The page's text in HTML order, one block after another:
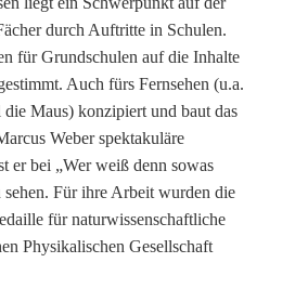
durch Auftritte in Schulen.
für Grundschulen auf die Inhalte
Auch fürs Fernsehen (u.a.
Maus) konzipiert und baut das
Weber spektakuläre
er bei „Wer weiß denn sowas
Für ihre Arbeit wurden die
für naturwissenschaftliche
Physikalischen Gesellschaft